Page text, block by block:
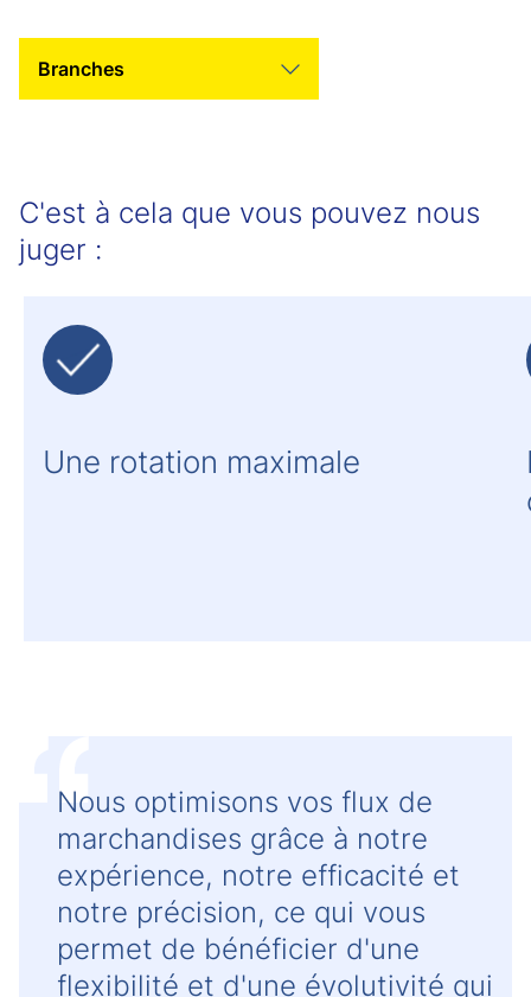
Tab Slider Helper Text
C'est à cela que vous pouvez nous
juger :
Une rotation maximale
Nous optimisons vos flux de
marchandises grâce à notre
expérience, notre efficacité et
notre précision, ce qui vous
permet de bénéficier d'une
flexibilité et d'une évolutivité qui